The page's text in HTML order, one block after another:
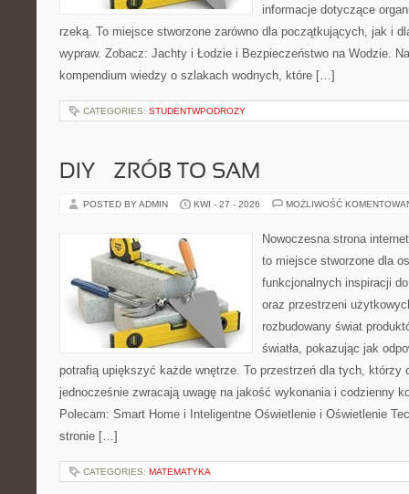
informacje dotyczące
rzeką. To miejsce stworzone zarówno dla początkujących, jak i
wypraw. Zobacz: Jachty i Łodzie i Bezpieczeństwo na Wodzie.
kompendium wiedzy o szlakach wodnych, które […]
CATEGORIES: STUDENTWPODROZY
DIY – ZRÓB TO SAM
POSTED BY ADMIN KWI - 27 - 2026 MOŻLIWOŚĆ
Nowoczesna strona
to miejsce stworzone dla
funkcjonalnych inspiracji
oraz przestrzeni
rozbudowany świat
światła, pokazując jak
potrafią upiększyć każde wnętrze. To przestrzeń dla tych, którzy
jednocześnie zwracają uwagę na jakość wykonania i codzienny
Polecam: Smart Home i Inteligentne Oświetlenie i Oświetlenie
stronie […]
CATEGORIES: MATEMATYKA